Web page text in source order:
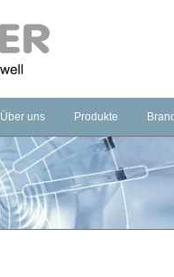
Über uns
Unternehmen
Marke
Produkte
Brandmeldetechnik
Sprachalarmierung
Managementsysteme